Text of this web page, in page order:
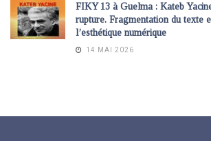
FIKY 13 à Guelma : Kateb
rupture. Fragmentation du texte
l’esthétique numérique
14 MAI 2026